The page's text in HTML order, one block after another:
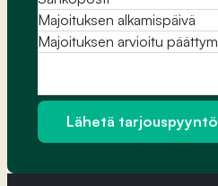
Viesti
Lähetä tarjouspyyntö